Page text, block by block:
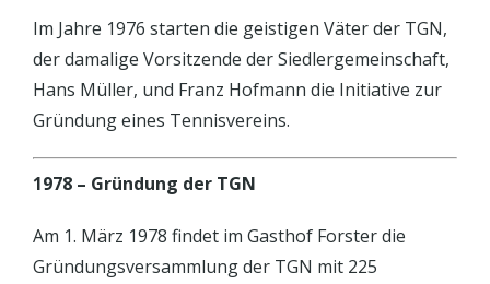
Im Jahre 1976 starten die geistigen Väter der TGN,
der damalige Vorsitzende der Siedlergemeinschaft,
Hans Müller, und Franz Hofmann die Initiative zur
Gründung eines Tennisvereins.
1978 – Gründung der TGN
Am 1. März 1978 findet im Gasthof Forster die
Gründungsversammlung der TGN mit 225